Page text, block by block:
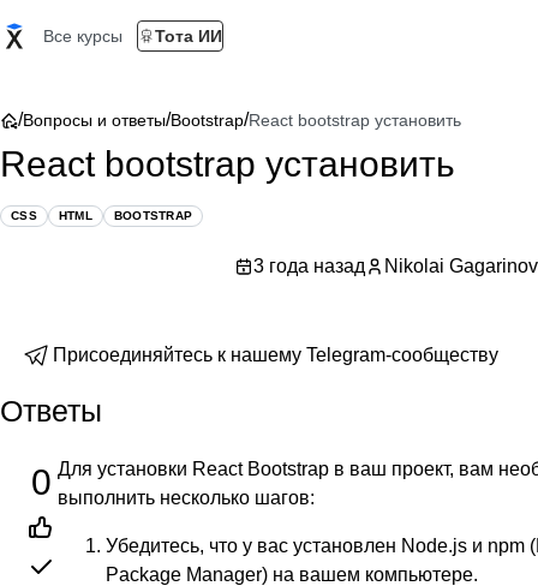
Все курсы Тота ИИ
/Вопросы и ответы/Bootstrap/React bootstrap установить
React bootstrap установить
CSS HTML BOOTSTRAP
3 года назад Nikolai Gagarinov
Присоединяйтесь к нашему Telegram-сообществу
Ответы
0 Для установки React Bootstrap в ваш проект, вам
выполнить несколько шагов:
Убедитесь, что у вас установлен Node.js и npm
Package Manager) на вашем компьютере.